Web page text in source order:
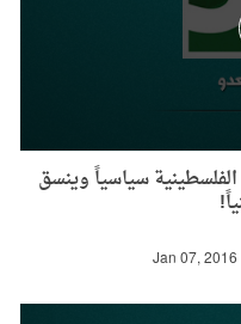
سياسياً وينسق
Jan 07, 2016